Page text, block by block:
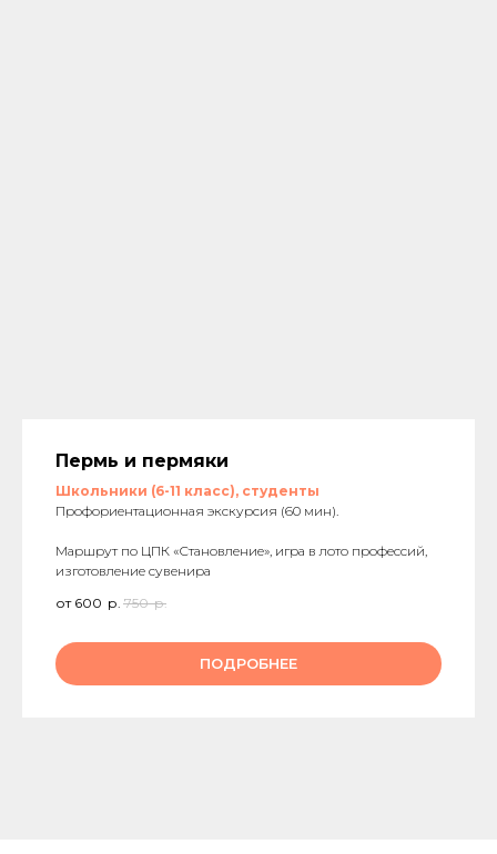
Пермь и пермяки
Школьники (6-11 класс), студенты
Профориентационная экскурсия (60 мин).
Маршрут по ЦПК «Становление», игра в лото профессий,
изготовление сувенира
от 600 р. 750 р.
ПОДРОБНЕЕ